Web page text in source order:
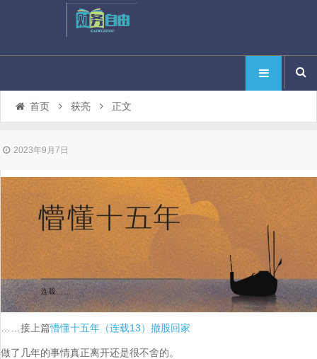
首页 获亮 正文
2023年9月7日
……接上篇懵懂十五年（连载13）撤股回家
做了几年的事情真正离开还是很不舍的。